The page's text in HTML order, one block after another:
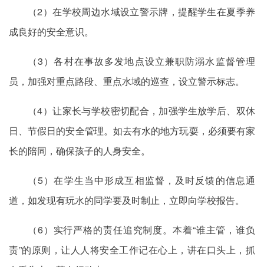
（2）在学校周边水域设立警示牌，提醒学生在夏季养
成良好的安全意识。
（3）各村在事故多发地点设立兼职防溺水监督管理
员，加强对重点路段、重点水域的巡查，设立警示标志。
（4）让家长与学校密切配合，加强学生放学后、双休
日、节假日的安全管理。如去有水的地方玩耍，必须要有家
长的陪同，确保孩子的人身安全。
（5）在学生当中形成互相监督，及时反馈的信息通
道，如发现有玩水的同学要及时制止，立即向学校报告。
（6）实行严格的责任追究制度。本着“谁主管，谁负
责”的原则，让人人将安全工作记在心上，讲在口头上，抓